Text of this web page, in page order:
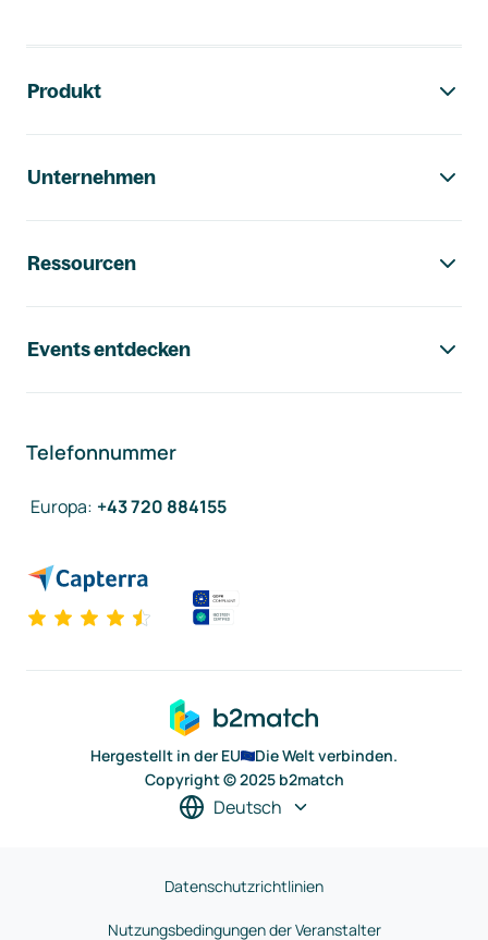
Produkt
Unternehmen
Ressourcen
Events entdecken
Telefonnummer
Europa: +43 720 884155
Hergestellt in der EU
Die Welt verbinden.
Copyright © 2025 b2match
Deutsch
Datenschutzrichtlinien
Nutzungsbedingungen der Veranstalter